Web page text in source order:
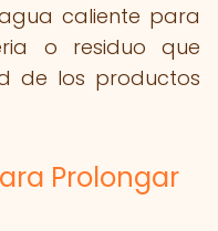
caliente para
o residuo que
de los productos
Prolongar